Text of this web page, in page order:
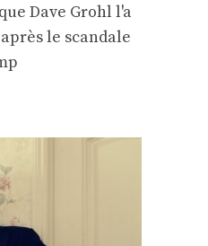
Dave Grohl l'a
le scandale